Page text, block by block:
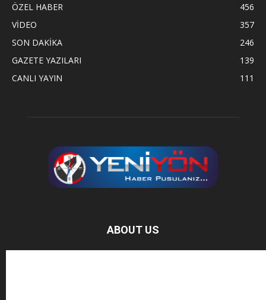
ÖZEL HABER
456
VİDEO
357
SON DAKİKA
246
GAZETE YAZILARI
139
CANLI YAYIN
111
ABOUT US